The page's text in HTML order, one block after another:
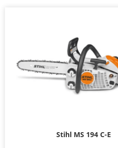
Stihl MS 194 C-E